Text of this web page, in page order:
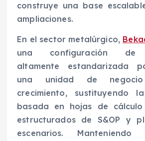
construye una base
ampliaciones.
En el sector metalúrgico,
una configuración de
altamente estandarizada
una unidad de
crecimiento, sustituyendo
basada en hojas de
estructurados de S&OP y
escenarios.